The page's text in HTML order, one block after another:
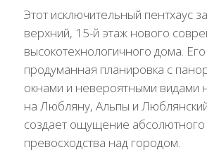
Этот исключительный пентхаус
верхний, 15-й этаж нового
высокотехнологичного дома.
продуманная планировка с
окнами и невероятными видами
на Любляну, Альпы и
создает ощущение
превосходства над городом.